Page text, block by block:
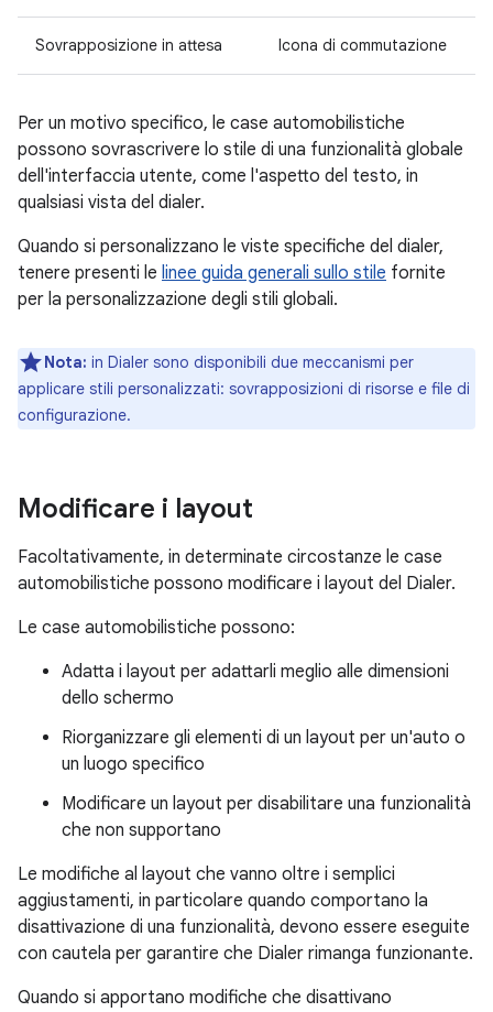
Sovrapposizione in attesa Icona di commutazione
Per un motivo specifico, le case automobilistiche
possono sovrascrivere lo stile di una funzionalità globale
dell'interfaccia utente, come l'aspetto del testo, in
qualsiasi vista del dialer.
Quando si personalizzano le viste specifiche del dialer,
tenere presenti le linee guida generali sullo stile fornite
per la personalizzazione degli stili globali.
Nota: in Dialer sono disponibili due meccanismi per
applicare stili personalizzati: sovrapposizioni di risorse e file di
configurazione.
Modificare i layout
Facoltativamente, in determinate circostanze le case
automobilistiche possono modificare i layout del Dialer.
Le case automobilistiche possono:
Adatta i layout per adattarli meglio alle dimensioni
dello schermo
Riorganizzare gli elementi di un layout per un'auto o
un luogo specifico
Modificare un layout per disabilitare una funzionalità
che non supportano
Le modifiche al layout che vanno oltre i semplici
aggiustamenti, in particolare quando comportano la
disattivazione di una funzionalità, devono essere eseguite
con cautela per garantire che Dialer rimanga funzionante.
Quando si apportano modifiche che disattivano